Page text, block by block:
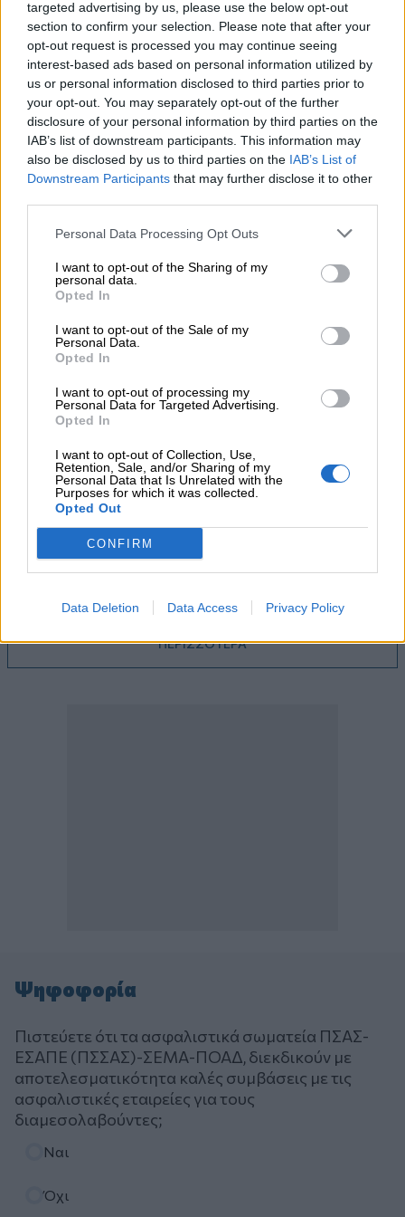
targeted advertising by us, please use the below opt-out
section to confirm your selection. Please note that after your
opt-out request is processed you may continue seeing
interest-based ads based on personal information utilized by
us or personal information disclosed to third parties prior to
your opt-out. You may separately opt-out of the further
disclosure of your personal information by third parties on the
IAB’s list of downstream participants. This information may
also be disclosed by us to third parties on the IAB’s List of
Downstream Participants that may further disclose it to other
Personal Data Processing Opt Outs
I want to opt-out of the Sharing of my
personal data.
Opted In
I want to opt-out of the Sale of my
Personal Data.
Opted In
I want to opt-out of processing my
Personal Data for Targeted Advertising.
Opted In
I want to opt-out of Collection, Use,
Retention, Sale, and/or Sharing of my
Personal Data that Is Unrelated with the
Purposes for which it was collected.
Opted Out
CONFIRM
Data Deletion Data Access Privacy Policy
Μείωση ασφαλιστικών εισφορών ύψους 240 εκατ. ευρώ
ζητούν οι έμποροι από την Κυβέρνηση
06.08.2026 - 10:45
Ευρώπη: Μπορεί η κλιματική αλλαγή να οδηγήσει σε
ενεργειακή κρίση;
06.08.2026 - 09:15
Στέλιος Λιανός – INTERAMERICAN / Αθηναϊκή Γενική Κλινική
06.08.2026 - 08:40
ελληνικές τράπεζες «πρωταθλήτριες» στα δάνεια, νέο deal
Randy Schekman, Νομπελίστας Ιατρικής: «Σε πέντε χρόνια
μπορεί να έχουμε θεραπεία που αναστέλλει την εξέλιξη του
05.08.2026 - 12:33
Ε.Ε και παράνομη μετανάστευση: προτάσεις και δράσεις με
παρονομαστή το κοινό συμφέρον
05.08.2026 - 12:11
Αντώνης Βουκλαρής - «ΕΡΡΙΚΟΣ ΝΤΥΝΑΝ»
05.08.2026 - 11:30
ΠΕΡΙΣΣΟΤΕΡΑ
Ψηφοφορία
Πιστεύετε ότι τα ασφαλιστικά σωματεία ΠΣΑΣ-
ΕΣΑΠΕ (ΠΣΣΑΣ)-ΣΕΜΑ-ΠΟΑΔ, διεκδικούν με
αποτελεσματικότητα καλές συμβάσεις με τις
ασφαλιστικές εταιρείες για τους
διαμεσολαβούντες;
Ναι
Όχι